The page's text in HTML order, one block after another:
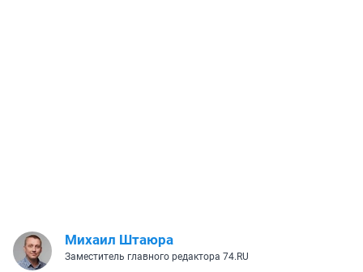
Михаил Штаюра
Заместитель главного редактора 74.RU